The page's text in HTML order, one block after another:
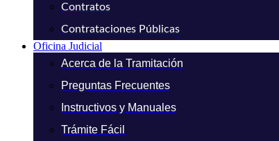
Contratos
Contrataciones Públicas
Oficina Judicial
Acerca de la Tramitación
Preguntas Frecuentes
Instructivos y Manuales
Trámite Fácil